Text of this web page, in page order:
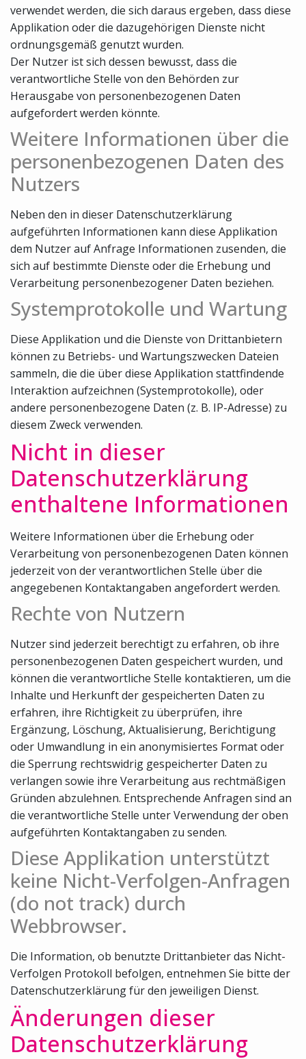
verwendet werden, die sich daraus ergeben, dass diese
Applikation oder die dazugehörigen Dienste nicht
ordnungsgemäß genutzt wurden.
Der Nutzer ist sich dessen bewusst, dass die
verantwortliche Stelle von den Behörden zur
Herausgabe von personenbezogenen Daten
aufgefordert werden könnte.
Weitere Informationen über die
personenbezogenen Daten des
Nutzers
Neben den in dieser Datenschutzerklärung
aufgeführten Informationen kann diese Applikation
dem Nutzer auf Anfrage Informationen zusenden, die
sich auf bestimmte Dienste oder die Erhebung und
Verarbeitung personenbezogener Daten beziehen.
Systemprotokolle und Wartung
Diese Applikation und die Dienste von Drittanbietern
können zu Betriebs- und Wartungszwecken Dateien
sammeln, die die über diese Applikation stattfindende
Interaktion aufzeichnen (Systemprotokolle), oder
andere personenbezogene Daten (z. B. IP-Adresse) zu
diesem Zweck verwenden.
Nicht in dieser
Datenschutzerklärung
enthaltene Informationen
Weitere Informationen über die Erhebung oder
Verarbeitung von personenbezogenen Daten können
jederzeit von der verantwortlichen Stelle über die
angegebenen Kontaktangaben angefordert werden.
Rechte von Nutzern
Nutzer sind jederzeit berechtigt zu erfahren, ob ihre
personenbezogenen Daten gespeichert wurden, und
können die verantwortliche Stelle kontaktieren, um die
Inhalte und Herkunft der gespeicherten Daten zu
erfahren, ihre Richtigkeit zu überprüfen, ihre
Ergänzung, Löschung, Aktualisierung, Berichtigung
oder Umwandlung in ein anonymisiertes Format oder
die Sperrung rechtswidrig gespeicherter Daten zu
verlangen sowie ihre Verarbeitung aus rechtmäßigen
Gründen abzulehnen. Entsprechende Anfragen sind an
die verantwortliche Stelle unter Verwendung der oben
aufgeführten Kontaktangaben zu senden.
Diese Applikation unterstützt
keine Nicht-Verfolgen-Anfragen
(do not track) durch
Webbrowser.
Die Information, ob benutzte Drittanbieter das Nicht-
Verfolgen Protokoll befolgen, entnehmen Sie bitte der
Datenschutzerklärung für den jeweiligen Dienst.
Änderungen dieser
Datenschutzerklärung